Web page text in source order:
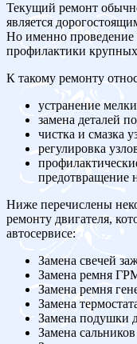
Текущий ремонт
является
Но именно проведение
профилактики
К такому ремонту
устранение
замена деталей
чистка и смазка
регулировка
предотвращение
Ниже перечислены
ремонту двигателя,
автосервисе:
Замена свечей
Замена ремня
Замена ремня
Замена
Замена подушки
Замена